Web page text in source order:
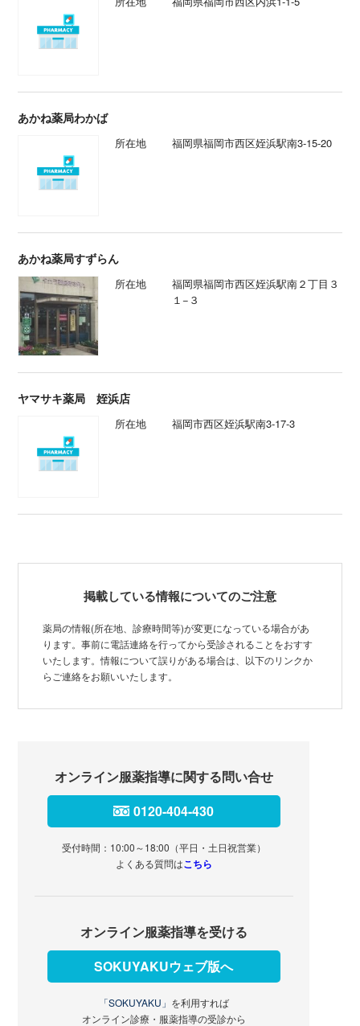
あかね薬局わかば
所在地 福岡県福岡市西区姪浜駅南3-15-20
あかね薬局すずらん
所在地
福岡県福岡市西区姪浜駅南２丁目３
１−３
ヤマサキ薬局 姪浜店
所在地 福岡市西区姪浜駅南3-17-3
掲載している情報についてのご注意
薬局の情報(所在地、診療時間等)が変更になっている場合があ
ります。事前に電話連絡を行ってから受診されることをおすす
いたします。情報について誤りがある場合は、以下のリンクか
らご連絡をお願いいたします。
オンライン服薬指導に関する問い合せ
0120-404-430
受付時間：10:00～18:00（平日・土日祝営業）
よくある質問はこちら
オンライン服薬指導を受ける
SOKUYAKUウェブ版へ
「SOKUYAKU」 を利用すれば
オンライン診療・服薬指導の受診から